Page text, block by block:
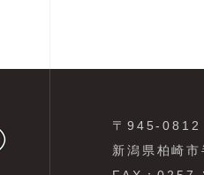
〒945-0812
新潟県柏崎